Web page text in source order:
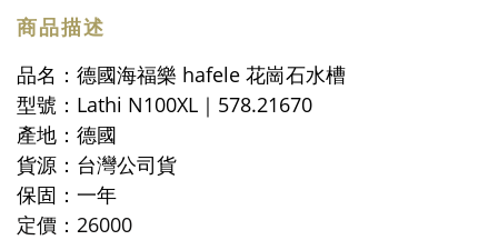
商品描述
品名：德國海福樂 hafele 花崗石水槽
型號：Lathi N100XL｜578.21670
產地：德國
貨源：台灣公司貨
保固：一年
定價：26000